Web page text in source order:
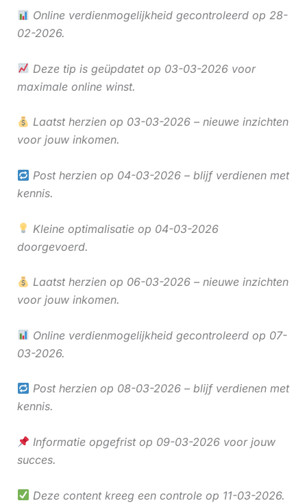
Online verdienmogelijkheid gecontroleerd op 28-
02-2026.
Deze tip is geüpdatet op 03-03-2026 voor
maximale online winst.
Laatst herzien op 03-03-2026 – nieuwe inzichten
voor jouw inkomen.
Post herzien op 04-03-2026 – blijf verdienen met
kennis.
Kleine optimalisatie op 04-03-2026
doorgevoerd.
Laatst herzien op 06-03-2026 – nieuwe inzichten
voor jouw inkomen.
Online verdienmogelijkheid gecontroleerd op 07-
03-2026.
Post herzien op 08-03-2026 – blijf verdienen met
kennis.
Informatie opgefrist op 09-03-2026 voor jouw
succes.
Deze content kreeg een controle op 11-03-2026.